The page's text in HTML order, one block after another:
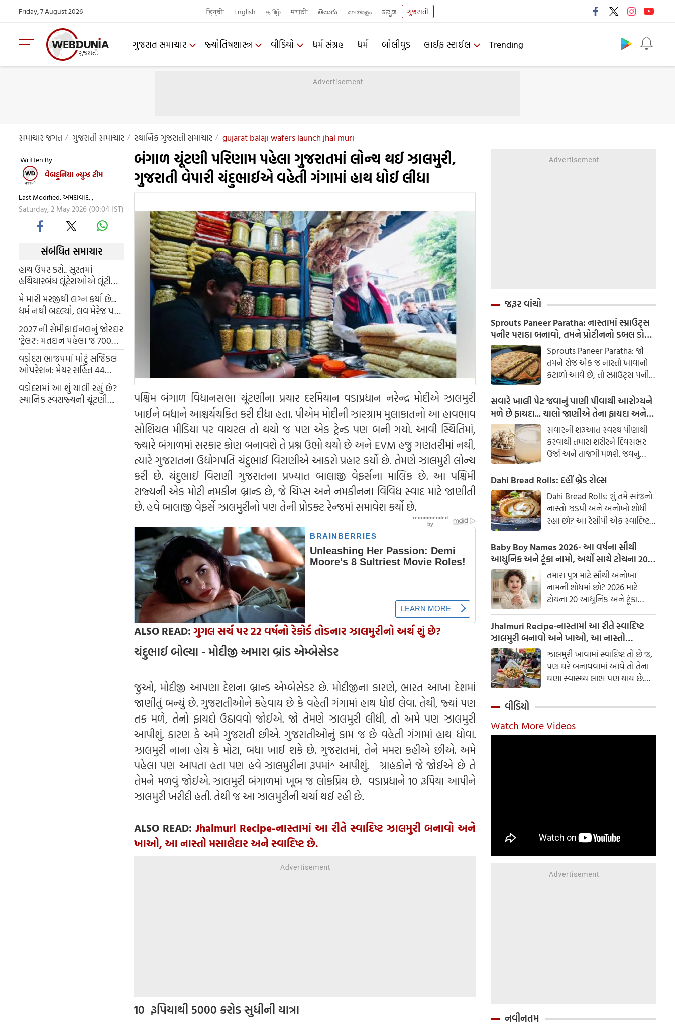
Friday, 7 August 2026 हिन्दी English தமிழ் मराठी తెలుగు മലയാളം ಕನ್ನಡ ગુજરાતી
ગુજરાત સમાચાર જ્યોતિષશાસ્ત્ર વીડિયો ધર્મ સંગ્રહ ધર્મ બોલીવુડ લાઈફ સ્ટાઈલ Trending
સમાચાર જગત ગુજરાતી સમાચાર સ્થાનિક ગુજરાતી સમાચાર gujarat balaji wafers launch jhal muri
Written By
વેબદુનિયા ન્યુઝ ટીમ
Last Modified: અમદાવાદ: ,
Saturday, 2 May 2026 (00:04 IST)
સંબંધિત સમાચાર
હાથ ઉપર કરો.. સૂરતમાં
હથિયારબંધ લૂંટેરાઓએ લૂંટી
SBI બેંક, પોલીસે આખા શહેરમાં
કરી નાકાબંદી
મે મારી મરજીથી લગ્ન કર્યા છે...
ધર્મ નથી બદલ્યો, લવ મેરેજ પર
ગુજરાતની સિંગર કાજલ
મહેરિયાનો કરારો જવાબ
2027 ની સેમીફાઈનલનું જોરદાર
'ટ્રેલર': મતદાન પહેલા જ 700
બેઠકો બિનહરીફ જીતીને ભાજપે
ઇતિહાસ રચ્યો
વડોદરા ભાજપમાં મોટું સર્જિકલ
ઓપરેશન: મેયર સહિત 44
કોર્પોરેટરના પત્તા કપાયા
વડોદરામાં આ શું ચાલી રહ્યું છે?
સ્થાનિક સ્વરાજ્યની ચૂંટણી
બંગાળ ચૂંટણી પરિણામ પહેલા ગુજરાતમાં લોન્ચ થઈ ઝાલમુરી,
ગુજરાતી વેપારી ચંદુભાઈએ વહેતી ગંગામાં હાથ ધોઈ લીધા
પશ્ચિમ બંગાળ વિધાનસભા ચૂંટણીના પ્રચાર દરમિયાન વડાપ્રધાન નરેન્દ્ર મોદીએ ઝાલમુરી
ખાઈને બધાને આશ્ચર્યચકિત કરી દીધા હતા. પીએમ મોદીની ઝારગ્રામ મુલાકાતનો આ હાવભાવ
સોશિયલ મીડિયા પર વાયરલ તો થયો જ પણ એક ટ્રેન્ડ પણ બની ગયો. આવી સ્થિતિમાં,
જ્યારે બંગાળમાં સરકાર કોણ બનાવશે તે પ્રશ્ન ઉભો થયો છે અને EVM હજુ ગણતરીમાં નથી,
ત્યારે ગુજરાતના ઉદ્યોગપતિ ચંદુભાઈ વિરાણીએ આકરો પ્રહાર કર્યો છે. તેમણે ઝાલમુરી લોન્ચ
કરી છે. ચંદુભાઈ વિરાણી ગુજરાતના પ્રખ્યાત બાલાજી વેફર્સના માલિક છે. આ પશ્ચિમી
રાજ્યની એક મોટી નમકીન બ્રાન્ડ છે, જે ચિપ્સ અને નમકીનના વિવિધ સ્વાદ માટે જાણીતી
છે. હવે બાલાજી વેફર્સે ઝાલમુરીનો પણ તેની પ્રોડક્ટ રેન્જમાં સમાવેશ કર્યો છે.
ALSO READ:ગુગલ સર્ચ પર 22 વર્ષનો રેકોર્ડ તોડનાર ઝાલમુરીનો અર્થ શું છે?
ચંદુભાઈ બોલ્યા - મોદીજી અમારા બ્રાંડ એમ્બેસેડર
જુઓ, મોદીજી આપણા દેશના બ્રાન્ડ એમ્બેસેડર છે. મોદીજીના કારણે, ભારત આખા દેશમાં
જાણીતું બન્યું છે. ગુજરાતીઓને કહેવાય છે કે વહેતી ગંગામાં હાથ ધોઈ લેવા. તેથી, જ્યાં પણ
તક મળે, તેનો ફાયદો ઉઠાવવો જોઈએ. જો તેમણે ઝાલમુરી લીધી, તો અમે પણ ઝાલમુરી
આપીશું. કારણ કે અમે ગુજરાતી છીએ. ગુજરાતીઓનું કામ જ છે વહેતી ગંગામાં હાથ ધોવા.
ઝાલમુરી નાના હોય કે મોટા, બધા ખાઈ શકે છે. ગુજરાતમાં, તેને મમરા કહીએ છીએ. અમે
પહેલા પણ આપતા હતા પણ હવે ઝાલમુરીના રૂપમાં^ આપીશું. ગ્રાહકોને જે જોઈએ છે તે
તેમને મળવું જોઈએ. ઝાલમુરી બંગાળમાં ખૂબ જ લોકપ્રિય છે. વડાપ્રધાને 10 રૂપિયા આપીને
ઝાલમુરી ખરીદી હતી. તેથી જ આ ઝાલમુરીની ચર્ચા થઈ રહી છે.
ALSO READ: Jhalmuri Recipe-નાસ્તામાં આ રીતે સ્વાદિષ્ટ ઝાલમુરી બનાવો અને
ખાઓ, આ નાસ્તો મસાલેદાર અને સ્વાદિષ્ટ છે.
10 રૂપિયાથી 5000 કરોડ સુધીની યાત્રા
જરૂર વાંચો
Sprouts Paneer Paratha: નાસ્તામાં સ્પ્રાઉટ્સ
પનીર પરાઠા બનાવો, તમને પ્રોટીનનો ડબલ ડોઝ
મળશે
Sprouts Paneer Paratha: જો
તમને રોજ એક જ નાસ્તો ખાવાનો
કંટાળો આવે છે, તો સ્પ્રાઉટ્સ પનીર
પરાઠા બનાવવાનો પ્રયાસ કરો. તે
માત્ર સ્વાદિષ્ટ જ નથી પણ તમારા
સ્વાસ્થ્ય માટે અતિ ફાયદાકારક પણ
સવારે ખાલી પેટ જવાનું પાણી પીવાથી આરોગ્યને
મળે છે ફાયદા... ચાલો જાણીએ તેના ફાયદા અને
ઉપયોગ કરવાની યોગ્ય રીતસવારની શરૂઆત સ્વસ્થ પીણાથી
કરવાથી તમારા શરીરને દિવસભર
ઉર્જા અને તાજગી મળશે. જવનું
પાણી એક ઉત્તમ ઘરેલું ઉપાય
માનવામાં આવે છે, જે ખાસ કરીને
ઉનાળામાં ઠંડક આપે છે
Dahi Bread Rolls: દહીં બ્રેડ રોલ્સ
Dahi Bread Rolls: શું તમે સાંજનો
નાસ્તો ઝડપી અને અનોખો શોધી
રહ્યા છો? આ રેસીપી એક સ્વાદિષ્ટ
વિકલ્પ આપે છે જે બહારથી ક્રિસ્પી
અને અંદરથી અતિ નરમ છે. મસાલા
અને ક્રીમી ટેક્સચરનું સંપૂર્ણ મિશ્રણ
તેને બધી ઉંમરના લોકોમાં પ્રિય
બનાવે છે.
Baby Boy Names 2026- આ વર્ષના સૌથી
આધુનિક અને ટૂંકા નામો, અર્થો સાથે ટોચના 20
નામોની યાદી જુઓ.તમારા પુત્ર માટે સૌથી અનોખા
નામની શોધમાં છો? 2026 માટે
ટોચના 20 આધુનિક અને ટૂંકા
બાળક છોકરાના નામોની યાદી
તપાસો, અર્થો સાથે, જે તમારા
બાળકને એક સુંદર ઓળખ આપશે.
Jhalmuri Recipe-નાસ્તામાં આ રીતે સ્વાદિષ્ટ
ઝાલમુરી બનાવો અને ખાઓ, આ નાસ્તો
મસાલેદાર અને સ્વાદિષ્ટ છે.ઝાલમુરી ખાવામાં સ્વાદિષ્ટ તો છે જ,
પણ ઘરે બનાવવામાં આવે તો તેના
ઘણા સ્વાસ્થ્ય લાભ પણ થાય છે.
વીડિયો
Watch More Videos
નવીનતમ